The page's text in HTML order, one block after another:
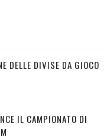
DELLE DIVISE DA GIOCO
IL CAMPIONATO DI